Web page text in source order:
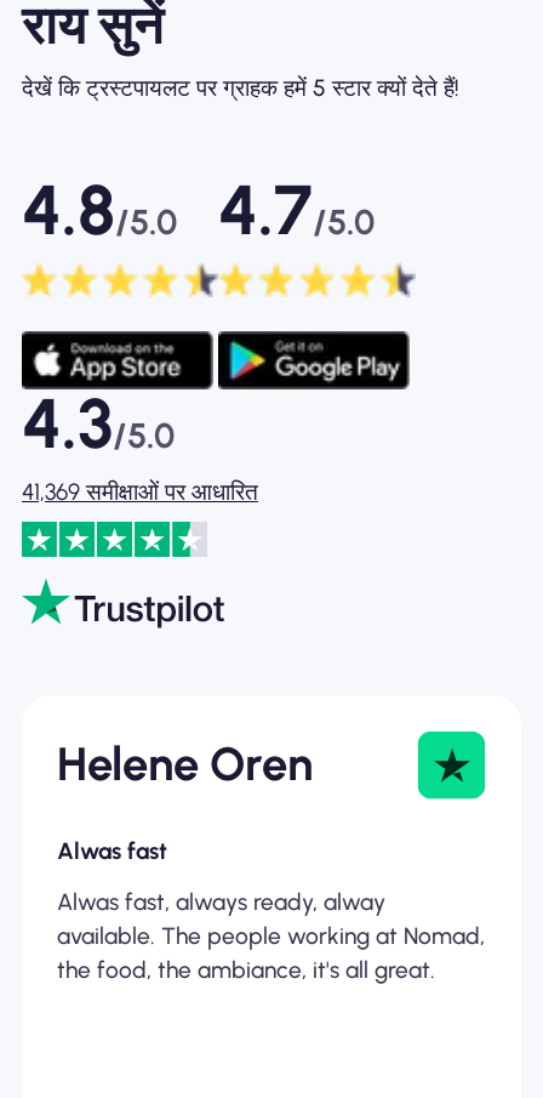
राय सुनें
देखें कि ट्रस्टपायलट पर ग्राहक हमें 5 स्टार क्यों देते हैं!
4.8/5.0 4.7/5.0
4.3/5.0
41,369 समीक्षाओं पर आधारित
Helene Oren
Alwas fast
Alwas fast, always ready, alway
available. The people working at Nomad,
the food, the ambiance, it's all great.